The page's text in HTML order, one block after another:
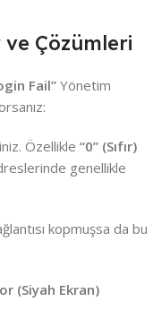
ve Çözümleri
Fail” Yönetim
Özellikle “0” (Sıfır)
genellikle
kopmuşsa da bu
(Siyah Ekran)